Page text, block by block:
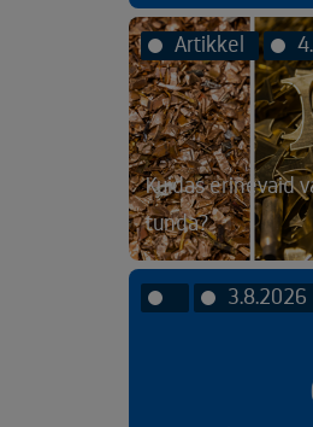
Artikkel
Kuidas erinevaid
tunda?
3.8.2026